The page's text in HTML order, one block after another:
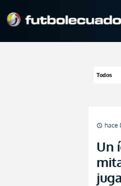
schedule hace
Un